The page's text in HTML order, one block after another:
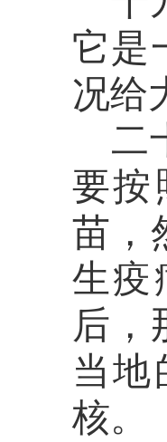
它是
况给
二
要按
苗，
生疫
后，
当地
核。